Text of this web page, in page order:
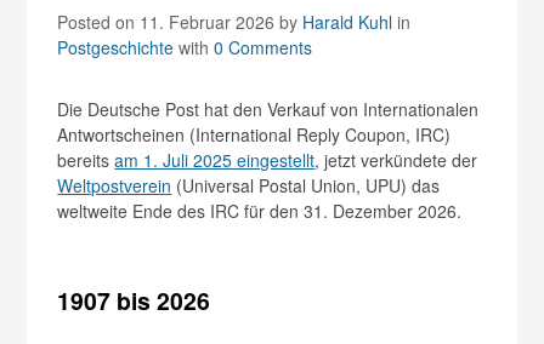
Posted on 11. Februar 2026by Harald Kuhl in
Postgeschichte with0 Comments
Die Deutsche Post hat den Verkauf von Internationalen
Antwortscheinen (International Reply Coupon, IRC)
bereitsam 1. Juli 2025 eingestellt, jetzt verkündete der
Weltpostverein (Universal Postal Union, UPU) das
weltweite Ende des IRC für den 31. Dezember 2026.
1907 bis 2026